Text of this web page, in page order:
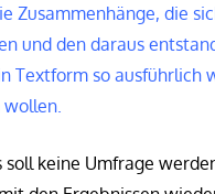
Zusammenhänge, die
und den daraus
Textform so ausführlich
soll keine Umfrage